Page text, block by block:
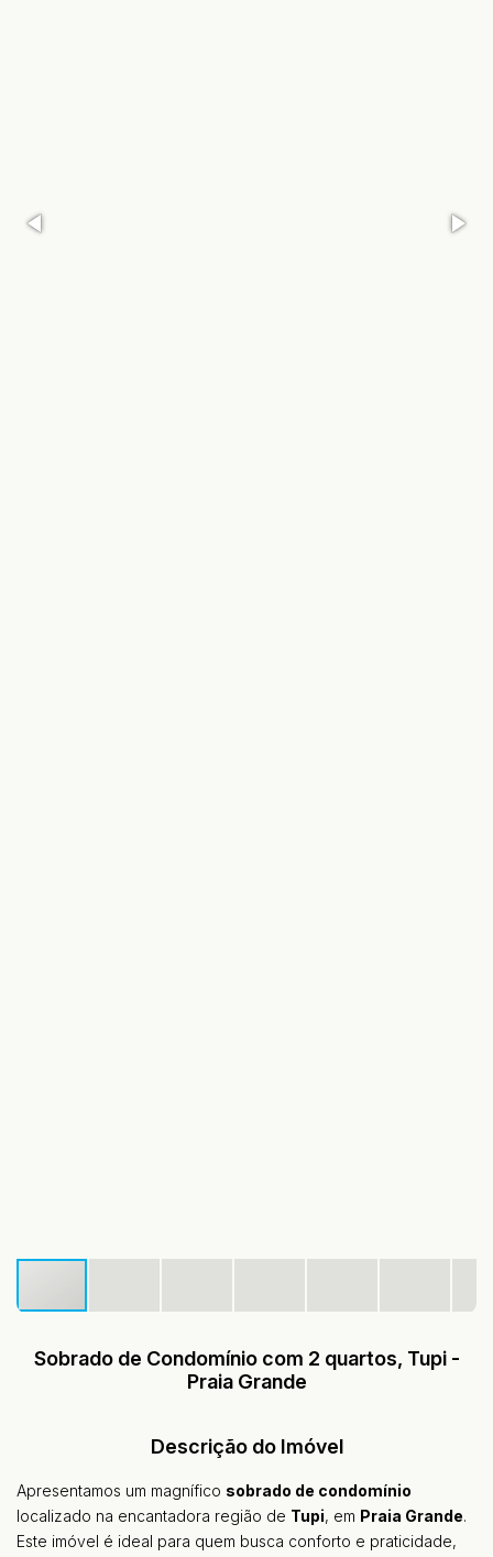
Sobrado de Condomínio com 2 quartos, Tupi -
Praia Grande
Descrição do Imóvel
Apresentamos um magnífico sobrado de condomínio
localizado na encantadora região de Tupi, em Praia Grande.
Este imóvel é ideal para quem busca conforto e praticidade,